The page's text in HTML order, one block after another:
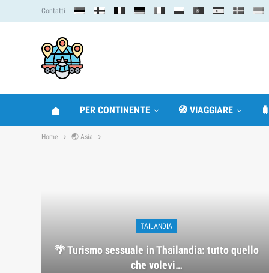
Contatti
PER CONTINENTE 🧭 VIAGGIARE
Home 🌏 Asia
TAILANDIA
🌴 Turismo sessuale in Thailandia: tutto quello
che volevi…